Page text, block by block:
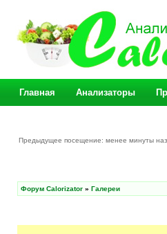
Главная Анализаторы
Предыдущее посещение: менее минуты
Форум Calorizator » Галереи